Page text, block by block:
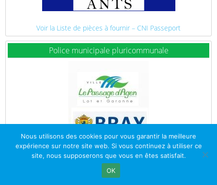
Voir la Liste de pièces à fournir – CNI Passeport
Police municipale pluricommunale
Nous utilisons des cookies pour vous garantir la meilleure
expérience sur notre site web. Si vous continuez à utiliser ce
site, nous supposerons que vous en êtes satisfait.
OK